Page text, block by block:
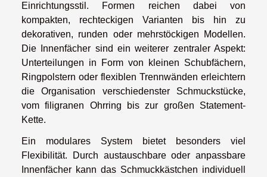
Einrichtungsstil. Formen reichen dabei von
kompakten, rechteckigen Varianten bis hin zu
dekorativen, runden oder mehrstöckigen Modellen.
Die Innenfächer sind ein weiterer zentraler Aspekt:
Unterteilungen in Form von kleinen Schubfächern,
Ringpolstern oder flexiblen Trennwänden erleichtern
die Organisation verschiedenster Schmuckstücke,
vom filigranen Ohrring bis zur großen Statement-
Kette.
Ein modulares System bietet besonders viel
Flexibilität. Durch austauschbare oder anpassbare
Innenfächer kann das Schmuckkästchen individuell